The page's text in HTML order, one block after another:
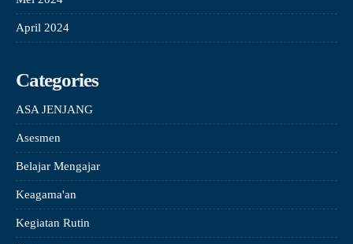
April 2024
Categories
ASA JENJANG
Asesmen
Belajar Mengajar
Keagama'an
Kegiatan Rutin